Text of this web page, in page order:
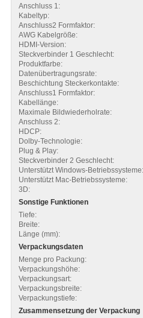
Anschluss 1:
Kabeltyp:
Anschluss2 Formfaktor:
AWG Kabelgröße:
HDMI-Version:
Steckverbinder 1 Geschlecht:
Produktfarbe:
Datenübertragungsrate:
Beschichtung Steckerkontakte:
Anschluss1 Formfaktor:
Kabellänge:
Maximale Bildwiederholrate:
Anschluss 2:
HDCP:
Dolby-Technologie:
Plug & Play:
Steckverbinder 2 Geschlecht:
Unterstützt Windows-Betriebssysteme:
Unterstützt Mac-Betriebssysteme:
3D:
Sonstige Funktionen
Tiefe:
Breite:
Länge (mm):
Verpackungsdaten
Menge pro Packung:
Verpackungshöhe:
Verpackungsart:
Verpackungsbreite:
Verpackungstiefe:
Zusammensetzung der Verpackung